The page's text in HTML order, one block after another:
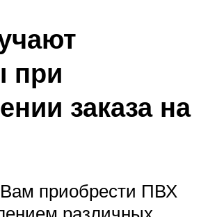
при
заказа на
приобрести ПВХ